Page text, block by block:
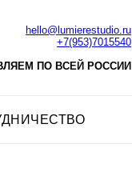
hello@lumierestudio.ru
+7(953)7015540
ПО ВСЕЙ РОССИИ